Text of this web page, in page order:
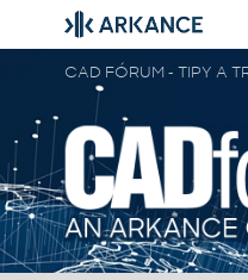
CAD FÓRUM - TIPY A